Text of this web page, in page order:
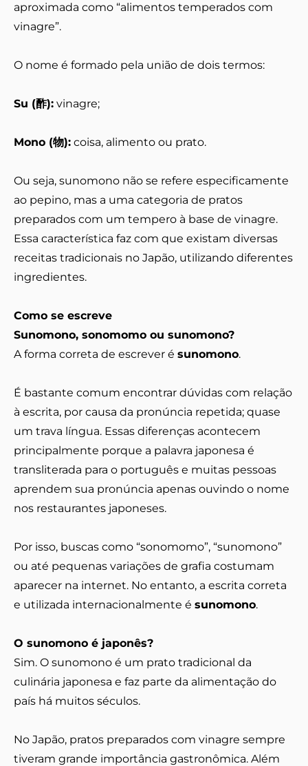
aproximada como “alimentos temperados com
vinagre”.
O nome é formado pela união de dois termos:
Su (酢): vinagre;
Mono (物): coisa, alimento ou prato.
Ou seja, sunomono não se refere especificamente
ao pepino, mas a uma categoria de pratos
preparados com um tempero à base de vinagre.
Essa característica faz com que existam diversas
receitas tradicionais no Japão, utilizando diferentes
ingredientes.
Como se escreve
Sunomono, sonomomo ou sunomono?
A forma correta de escrever é sunomono.
É bastante comum encontrar dúvidas com relação
à escrita, por causa da pronúncia repetida; quase
um trava língua. Essas diferenças acontecem
principalmente porque a palavra japonesa é
transliterada para o português e muitas pessoas
aprendem sua pronúncia apenas ouvindo o nome
nos restaurantes japoneses.
Por isso, buscas como “sonomomo”, “sunomono”
ou até pequenas variações de grafia costumam
aparecer na internet. No entanto, a escrita correta
e utilizada internacionalmente é sunomono.
O sunomono é japonês?
Sim. O sunomono é um prato tradicional da
culinária japonesa e faz parte da alimentação do
país há muitos séculos.
No Japão, pratos preparados com vinagre sempre
tiveram grande importância gastronômica. Além